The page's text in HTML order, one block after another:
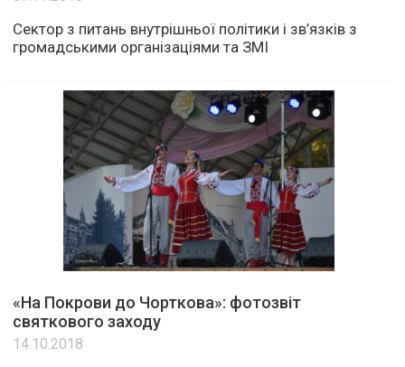
Сектор з питань внутрішньої політики і зв’язків з
громадськими організаціями та ЗМІ
«На Покрови до Чорткова»: фотозвіт
святкового заходу
14.10.2018